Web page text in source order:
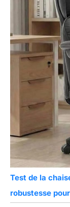
Test de la
robustesse